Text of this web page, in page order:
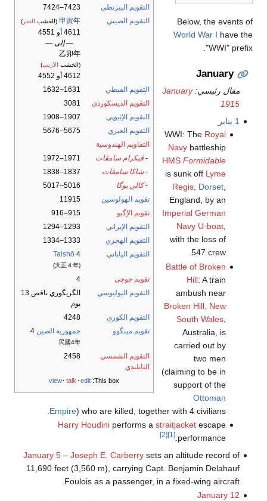
التقويم البيزنطي
7423–7424
التقويم الصيني
甲寅年 (الخشب النمر )
4611 أو 4551
— إلى —
乙卯年
(الخشب الأرنب)
4612 أو 4552
التقويم القبطي
1631–1632
التقويم الديسكوردي
3081
التقويم الإثيوپي
1907–1908
التقويم العبري
5675–5676
التقاويم الهندوسية
- ڤيكرام سامڤات
1971–1972
-شاكا سامڤات
1837–1838
-كالي يوگا
5016–5017
تقويم الهولوسين
11915
تقويم الإگبو
915–916
التقويم الإيراني
1293–1294
التقويم الهجري
1333–1334
التقويم الياباني
Taishō 4
(大正４年)
تقويم جوچى
4
التقويم اليوليوسي
الگريگوري ناقص 13
يوم
التقويم الكوري
4248
تقويم مينگوو
جمهورية الصين
民國4年
التقويم الشمسي
التايلندي
2458
This box:
view talk edit
Below, the events of
World War I have the
"WWI" prefix.
January
مقال رئيسي:January
1915
1 يناير
WWI: The Royal
Navy battleship
HMSFormidable
is sunk off Lyme
Regis Dorset
England, by an
Imperial German
Navy U-boat
with the loss of
547 crew.
Battle of Broken
Hill: A train
ambush near
Broken Hill, New
South Wales
Australia, is
carried out by
two men
(claiming to be in
support of the
Ottoman
Empire) who are killed, together with 4 civilians.
Harry Houdini performs astraitjacket escape
performance.
[1]
[2]
January 5– Joseph E. Carberrysets an altitude record of
11,690 feet (3,560 m), carrying Capt. Benjamin Delahauf
Foulois as a passenger, in a fixed-wing aircraft.
January 12